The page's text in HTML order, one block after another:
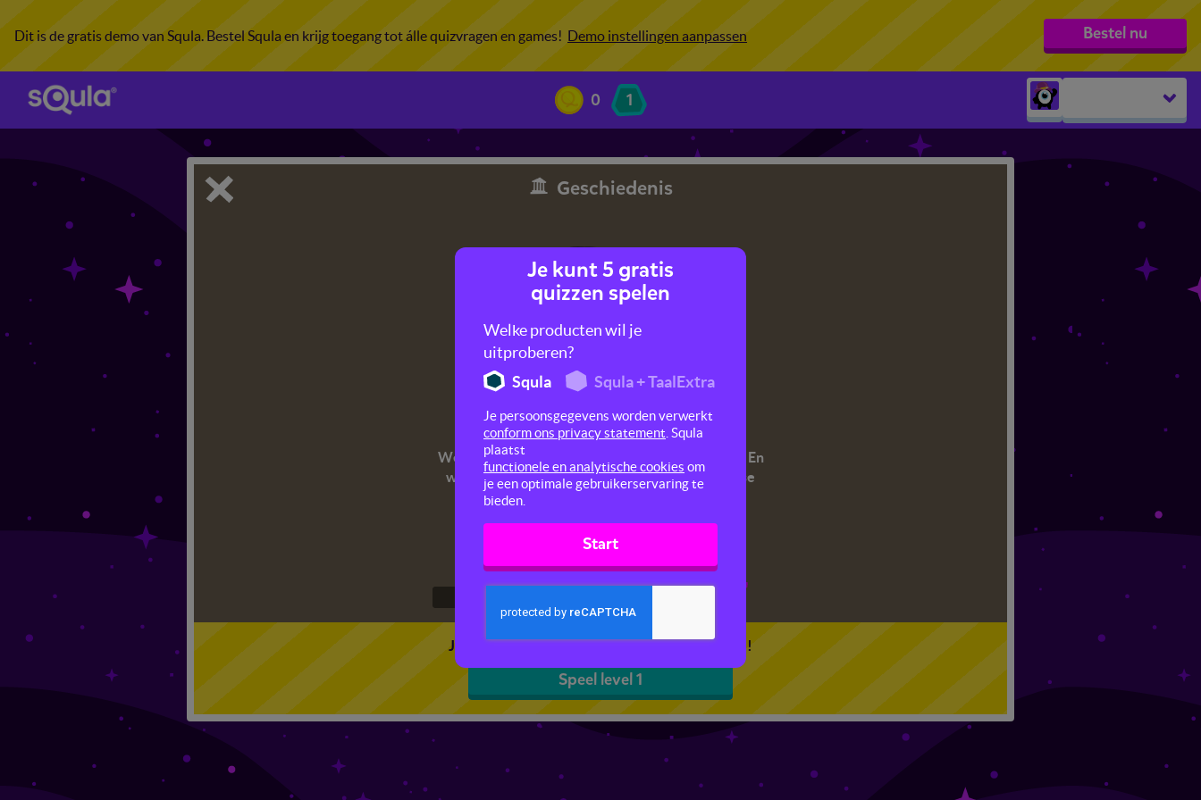
Dit is de gratis demo van Squla. Bestel Squla en krijg toegang tot álle quizvragen en games! Demo instellingen aanpassen Bestel nu
0 1
groep 1
groep 4
groep 5
Geschiedenis
Weet jij in welke goden de Romeinen geloofden? En
wat 'Ave' betekent in het Latijn? Test je Romeinse
kennis in deze quiz.
Je kunt 5 gratis quizzen spelen. Speel de eerste!
Speel level 1
Je kunt 5 gratis
quizzen spelen
Welke producten wil je
uitproberen?
Squla
Squla + TaalExtra
Je persoonsgegevens worden verwerkt
conform ons privacy statement . Squla
plaatst
functionele en analytische cookies om
je een optimale gebruikerservaring te
bieden.
Start